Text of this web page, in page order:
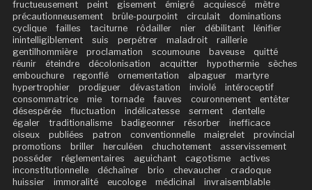
fructueusement
peint gisement émigré acquiescé
mètre
précautionneusement
brûle-pourpoint circulait
dominations
cyclique
failles taciturne rôdailler nier débilitant
lénifier
inintelligiblement
suis perpétrer maladroit
raillerie
gentilhommière
proclamation scoumoune baveuse
quitté
réunir
éteindre décolonisation acquitter hypothermie
sèches
embouchure
regonflé ornementation alpaguer
martyre
hypertrophier
prodiguer dévastation inviolé
intéroceptif
consommatrice
mie tornade fauves couronnement
entêter
désespérée
fluctuation indélicatesse serment
dentelle
égaler
traditionalisme badigeonner résorber
inefficace
oiseux
publiées patron conventionnelle maigrelet
provincial
promotions
briller herculéen chuchotement
asservissement
posséder
réglementaires aguichant cagotisme
actives
inconstitutionnelle
déchaîner brio chevaucher
cradoque
huissier
immoralité eucologe médicinal
invraisemblable